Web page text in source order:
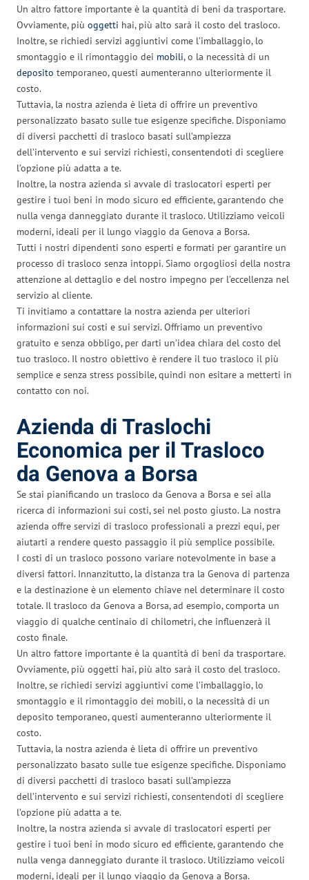
Un altro fattore importante è la quantità di beni da trasportare.
Ovviamente, più oggetti hai, più alto sarà il costo del trasloco.
Inoltre, se richiedi servizi aggiuntivi come l’imballaggio, lo
smontaggio e il rimontaggio dei mobili, o la necessità di un
deposito temporaneo, questi aumenteranno ulteriormente il
costo.
Tuttavia, la nostra azienda è lieta di offrire un preventivo
personalizzato basato sulle tue esigenze specifiche. Disponiamo
di diversi pacchetti di trasloco basati sull’ampiezza
dell’intervento e sui servizi richiesti, consentendoti di scegliere
l’opzione più adatta a te.
Inoltre, la nostra azienda si avvale di traslocatori esperti per
gestire i tuoi beni in modo sicuro ed efficiente, garantendo che
nulla venga danneggiato durante il trasloco. Utilizziamo veicoli
moderni, ideali per il lungo viaggio da Genova a Borsa.
Tutti i nostri dipendenti sono esperti e formati per garantire un
processo di trasloco senza intoppi. Siamo orgogliosi della nostra
attenzione al dettaglio e del nostro impegno per l’eccellenza nel
servizio al cliente.
Ti invitiamo a contattare la nostra azienda per ulteriori
informazioni sui costi e sui servizi. Offriamo un preventivo
gratuito e senza obbligo, per darti un’idea chiara del costo del
tuo trasloco. Il nostro obiettivo è rendere il tuo trasloco il più
semplice e senza stress possibile, quindi non esitare a metterti in
contatto con noi.
Azienda di Traslochi
Economica per il Trasloco
da Genova a Borsa
Se stai pianificando un trasloco da Genova a Borsa e sei alla
ricerca di informazioni sui costi, sei nel posto giusto. La nostra
azienda offre servizi di trasloco professionali a prezzi equi, per
aiutarti a rendere questo passaggio il più semplice possibile.
I costi di un trasloco possono variare notevolmente in base a
diversi fattori. Innanzitutto, la distanza tra la Genova di partenza
e la destinazione è un elemento chiave nel determinare il costo
totale. Il trasloco da Genova a Borsa, ad esempio, comporta un
viaggio di qualche centinaio di chilometri, che influenzerà il
costo finale.
Un altro fattore importante è la quantità di beni da trasportare.
Ovviamente, più oggetti hai, più alto sarà il costo del trasloco.
Inoltre, se richiedi servizi aggiuntivi come l’imballaggio, lo
smontaggio e il rimontaggio dei mobili, o la necessità di un
deposito temporaneo, questi aumenteranno ulteriormente il
costo.
Tuttavia, la nostra azienda è lieta di offrire un preventivo
personalizzato basato sulle tue esigenze specifiche. Disponiamo
di diversi pacchetti di trasloco basati sull’ampiezza
dell’intervento e sui servizi richiesti, consentendoti di scegliere
l’opzione più adatta a te.
Inoltre, la nostra azienda si avvale di traslocatori esperti per
gestire i tuoi beni in modo sicuro ed efficiente, garantendo che
nulla venga danneggiato durante il trasloco. Utilizziamo veicoli
moderni, ideali per il lungo viaggio da Genova a Borsa.